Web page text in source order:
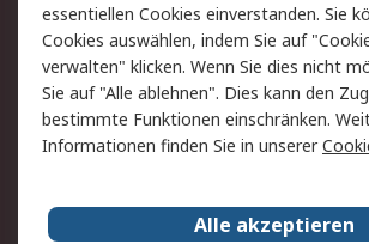
AGB
Cookie-Richtlinie
Copyright/Impressum
Über RS
Karriere bei RS
essentiellen Cookies einverstanden. Sie
Cookies auswählen, indem Sie auf
verwalten" klicken. Wenn Sie dies nicht
Sie auf "Alle ablehnen". Dies kann den
bestimmte Funktionen einschränken.
Informationen finden Sie in unserer
Alle akzeptieren